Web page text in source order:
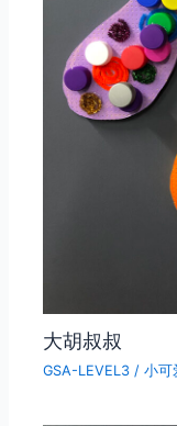
大胡叔叔
GSA-LEVEL3 /小可